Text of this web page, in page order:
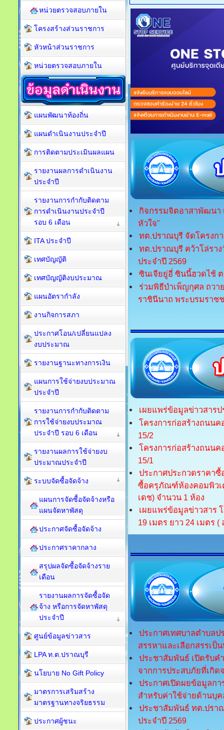
กิจกรรมจิตอาสาพัฒนา
หัวใจ"
ทต.ปราณบุรี จัดโครงกา
ทต.ปราณบุรี คว้าโล่รา
ประจำปี 2569
ซินเจียยู่อี่ ซินนี้ฮวดไช้
ร่วมพิธีบำเพ็ญกุศล ถวา
ราชินีนาถ พระบรมราช
เผยแพร่ข้อมูลข่าวสาร
โครงการก่อสร้างถนน
15/2
โครงการก่อสร้างถนน
15/1
ประกาศประกวดราคาซื้
ซื้อครุภัณฑ์ห้องคอมพิวเ
เดช) จำนวน 1 ห้อง
เผยแพร่ข้อมูลข่าวสาร
19 เมตร ยาว 24 เมตร
ประกาศเทศบาลตำบลป
สรรหาและเลือกสรรเป็
ประชาสัมพันธ์ เปิดรับค
จากการประสบภัยที่เกิด
ประกาศเปิดผยข้อมูลก
สำหรับค่าใช้จ่ายด้านบุค
ประชาสัมพันธ์ ทต.ปรา
ประจำปี 2569
หน่วยตรวจสอบภายใน
โครงสร้างส่วนราชการ
หัวหน้าส่วนราชการ
หน่วยตรวจสอบภายใน
แผนพัฒนาท้องถิ่น
แผนดำเนินงานประจำปี
การติดตามประเมินผลแผน
รายงานผลการดำเนินงาน
ประจำปี
รายงานการกำกับติดตาม
การดำเนินงานประจำปี
รอบ 6 เดือน
ITA ประจำปี
เทศบัญญัติ
เทศบัญญัติงบประมาณ
แผนอัตรากำลัง
งานกิจการสภา
ประกาศโอน/เปลี่ยนแปลง
งบประมาณ
รายงานฐานะทางการเงิน
แผนการใช้จ่ายงบประมาณ
ประจำปี
รายงานการกำกับติดตาม
การใช้จ่ายงบประมาณ
ประจำปี รอบ 6 เดือน
รายงานผลการใช้จ่ายงบ
ประมาณประจำปี
ระบบจัดซื้อจัดจ้าง
แผนการจัดซื้อจัดจ้างหรือ
แผนจัดหาพัสดุ
ประกาศจัดซื้อจัดจ้าง
ประกาศราคากลาง
สรุปผลจัดซื้อจัดจ้างราย
เดือน
รายงานผลการจัดซื้อจัด
จ้าง หรือการจัดหาพัสดุ
ประจำปี
ศูนย์ข้อมูลข่าวสาร
LPA ท.ต.ปราณบุรี
นโยบาย No Gift Policy
มาตรการเสริมสร้าง
มาตรฐานทางจริยธรรม
ประกาศผู้ชนะ